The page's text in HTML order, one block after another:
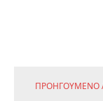
ΠΡΟΗΓΟΎΜΕΝΟ